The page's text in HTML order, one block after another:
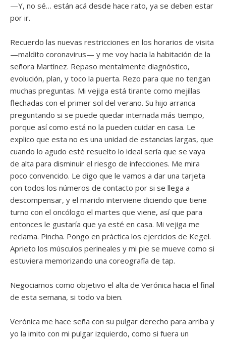
—Y, no sé… están acá desde hace rato, ya se deben estar
por ir.
Recuerdo las nuevas restricciones en los horarios de visita
—maldito coronavirus— y me voy hacia la habitación de la
señora Martínez. Repaso mentalmente diagnóstico,
evolución, plan, y toco la puerta. Rezo para que no tengan
muchas preguntas. Mi vejiga está tirante como mejillas
flechadas con el primer sol del verano. Su hijo arranca
preguntando si se puede quedar internada más tiempo,
porque así como está no la pueden cuidar en casa. Le
explico que esta no es una unidad de estancias largas, que
cuando lo agudo esté resuelto lo ideal sería que se vaya
de alta para disminuir el riesgo de infecciones. Me mira
poco convencido. Le digo que le vamos a dar una tarjeta
con todos los números de contacto por si se llega a
descompensar, y el marido interviene diciendo que tiene
turno con el oncólogo el martes que viene, así que para
entonces le gustaría que ya esté en casa. Mi vejiga me
reclama. Pincha. Pongo en práctica los ejercicios de Kegel.
Aprieto los músculos perineales y mi pie se mueve como si
estuviera memorizando una coreografía de tap.
Negociamos como objetivo el alta de Verónica hacia el final
de esta semana, si todo va bien.
Verónica me hace seña con su pulgar derecho para arriba y
yo la imito con mi pulgar izquierdo, como si fuera un